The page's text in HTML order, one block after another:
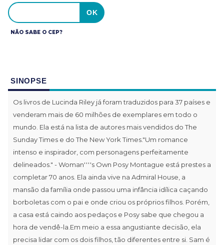
NÃO SABE O CEP?
SINOPSE
Os livros de Lucinda Riley já foram traduzidos para 37 países e
venderam mais de 60 milhões de exemplares em todo o
mundo. Ela está na lista de autores mais vendidos do The
Sunday Times e do The New York Times."Um romance
intenso e inspirador, com personagens perfeitamente
delineados." - Woman''''s Own Posy Montague está prestes a
completar 70 anos. Ela ainda vive na Admiral House, a
mansão da família onde passou uma infância idílica caçando
borboletas com o pai e onde criou os próprios filhos. Porém,
a casa está caindo aos pedaços e Posy sabe que chegou a
hora de vendê-la.Em meio a essa angustiante decisão, ela
precisa lidar com os dois filhos, tão diferentes entre si. Sam é